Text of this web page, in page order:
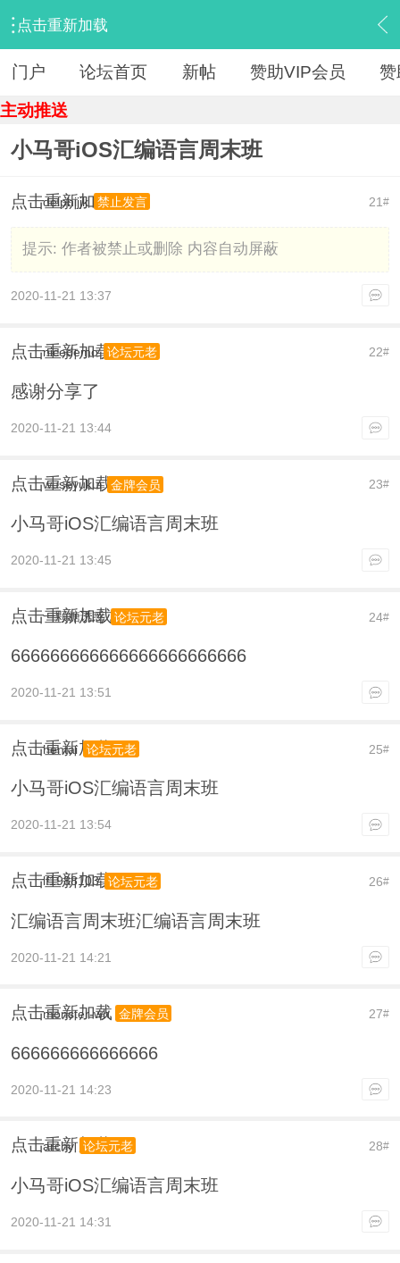
点击重新加载
› 【 资源区 】 › 『IT教程旧版』 › 内容
门户 论坛首页 新帖 赞助VIP会员 赞
主动推送
小马哥iOS汇编语言周末班
点击重新加载 21#
delphijjk 禁止发言
提示: 作者被禁止或删除 内容自动屏蔽
2020-11-21 13:37
点击重新加载 22#
nicedemo 论坛元老
感谢分享了
2020-11-21 13:44
点击重新加载 23#
wuseyukui 金牌会员
小马哥iOS汇编语言周末班
2020-11-21 13:45
点击重新加载 24#
一颗糖诱惑 论坛元老
666666666666666666666666
2020-11-21 13:51
点击重新加载 25#
hentai 论坛元老
小马哥iOS汇编语言周末班
2020-11-21 13:54
点击重新加载 26#
lf1988103 论坛元老
汇编语言周末班汇编语言周末班
2020-11-21 14:21
点击重新加载 27#
monster-wh 金牌会员
666666666666666
2020-11-21 14:23
点击重新加载 28#
archy 论坛元老
小马哥iOS汇编语言周末班
2020-11-21 14:31